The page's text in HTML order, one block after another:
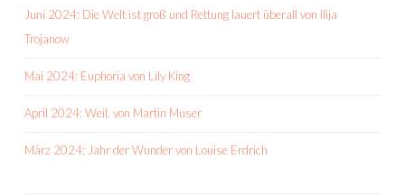
Juni 2024: Die Welt ist groß und Rettung lauert überall von Ilija
Trojanow
Mai 2024: Euphoria von Lily King
April 2024: Weil. von Martin Muser
März 2024: Jahr der Wunder von Louise Erdrich